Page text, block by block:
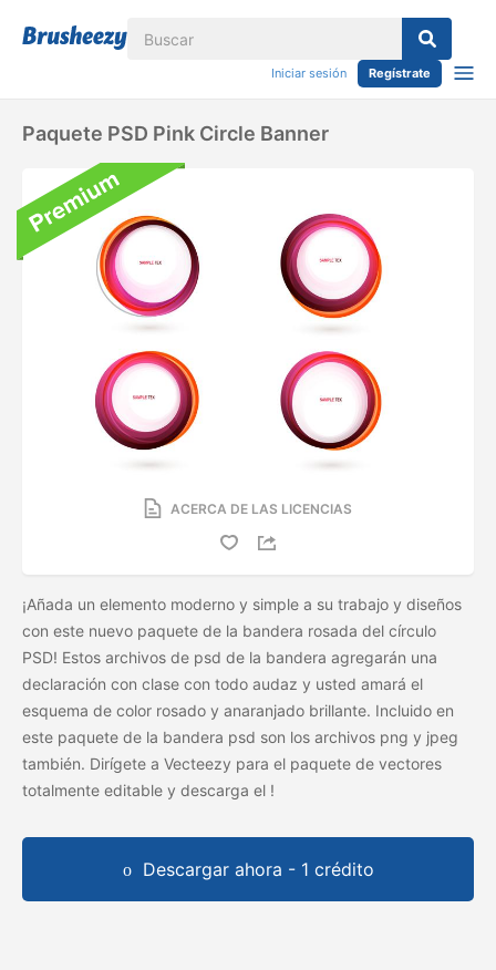
Iniciar sesión Regístrate
Paquete PSD Pink Circle Banner
ACERCA DE LAS LICENCIAS
¡Añada un elemento moderno y simple a su trabajo y diseños
con este nuevo paquete de la bandera rosada del círculo
PSD! Estos archivos de psd de la bandera agregarán una
declaración con clase con todo audaz y usted amará el
esquema de color rosado y anaranjado brillante. Incluido en
este paquete de la bandera psd son los archivos png y jpeg
también. Dirígete a Vecteezy para el paquete de vectores
totalmente editable y descarga el !
Descargar ahora - 1 crédito